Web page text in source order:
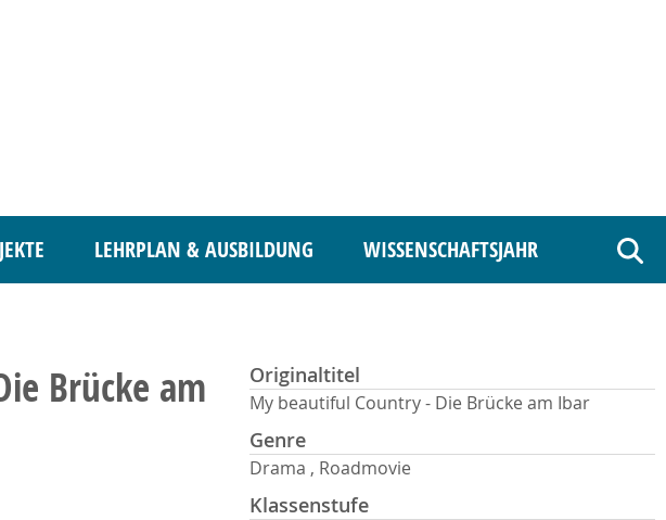
LEHRPLAN & AUSBILDUNG WISSENSCHAFTSJAHR
Brücke am
Originaltitel
My beautiful Country - Die Brücke am Ibar
Genre
Drama , Roadmovie
Klassenstufe